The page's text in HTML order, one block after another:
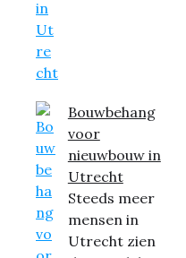
Bouwbehang
voor
nieuwbouw in
Utrecht
Steeds meer
mensen in
Utrecht zien